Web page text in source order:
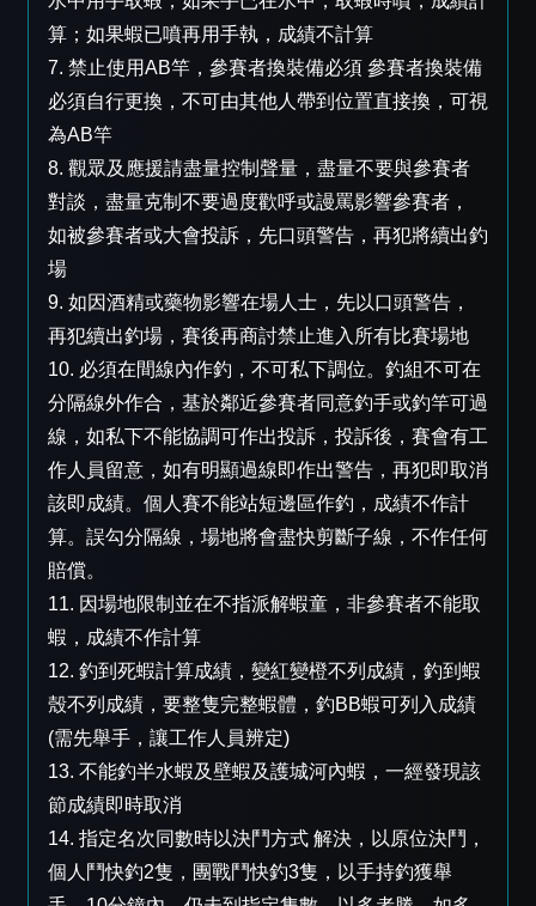
算；如果蝦已噴再用手執，成績不計算
7. 禁止使用AB竿，參賽者換裝備必須 參賽者換裝備
必須自行更換，不可由其他人帶到位置直接換，可視
為AB竿
8. 觀眾及應援請盡量控制聲量，盡量不要與參賽者
對談，盡量克制不要過度歡呼或謾罵影響參賽者，
如被參賽者或大會投訴，先口頭警告，再犯將續出釣
場
9. 如因酒精或藥物影響在場人士，先以口頭警告，
再犯續出釣場，賽後再商討禁止進入所有比賽場地
10. 必須在間線內作釣，不可私下調位。釣組不可在
分隔線外作合，基於鄰近參賽者同意釣手或釣竿可過
線，如私下不能協調可作出投訴，投訴後，賽會有工
作人員留意，如有明顯過線即作出警告，再犯即取消
該即成績。個人賽不能站短邊區作釣，成績不作計
算。誤勾分隔線，場地將會盡快剪斷子線，不作任何
賠償。
11. 因場地限制並在不指派解蝦童，非參賽者不能取
蝦，成績不作計算
12. 釣到死蝦計算成績，變紅變橙不列成績，釣到蝦
殼不列成績，要整隻完整蝦體，釣BB蝦可列入成績
(需先舉手，讓工作人員辨定)
13. 不能釣半水蝦及壁蝦及護城河內蝦，一經發現該
節成績即時取消
14. 指定名次同數時以決鬥方式 解決，以原位決鬥，
個人鬥快釣2隻，團戰鬥快釣3隻，以手持釣獲舉